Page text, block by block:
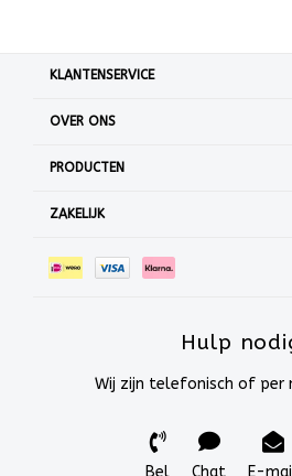
KLANTENSERVICE
OVER ONS
PRODUCTEN
ZAKELIJK
Hulp
Wij zijn telefonisch of per
Bel Chat E-